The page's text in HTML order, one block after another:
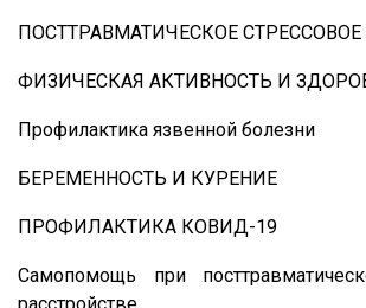
ПОСТТРАВМАТИЧЕСКОЕ
ФИЗИЧЕСКАЯ АКТИВНОСТЬ И
Профилактика язвенной болезни
БЕРЕМЕННОСТЬ И КУРЕНИЕ
ПРОФИЛАКТИКА КОВИД-19
Самопомощь при